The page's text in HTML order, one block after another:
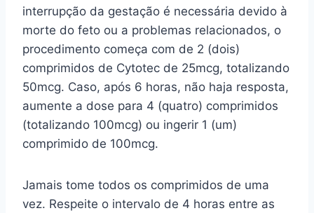
interrupção da gestação é necessária devido à
morte do feto ou a problemas relacionados, o
procedimento começa com de 2 (dois)
comprimidos de Cytotec de 25mcg, totalizando
50mcg. Caso, após 6 horas, não haja resposta,
aumente a dose para 4 (quatro) comprimidos
(totalizando 100mcg) ou ingerir 1 (um)
comprimido de 100mcg.
Jamais tome todos os comprimidos de uma
vez. Respeite o intervalo de 4 horas entre as